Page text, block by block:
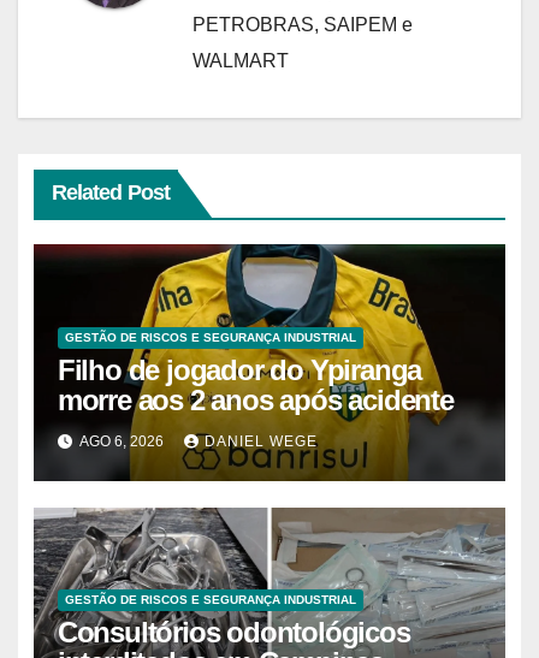
PETROBRAS, SAIPEM e
WALMART
Related Post
GESTÃO DE RISCOS E SEGURANÇA INDUSTRIAL
Filho de jogador do Ypiranga
morre aos 2 anos após acidente
AGO 6, 2026 DANIEL WEGE
GESTÃO DE RISCOS E SEGURANÇA INDUSTRIAL
Consultórios odontológicos